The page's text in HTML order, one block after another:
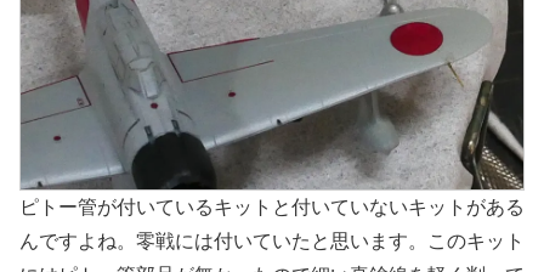
ピトー管が付いているキットと付いていないキットがある
んですよね。零戦には付いていたと思います。このキット